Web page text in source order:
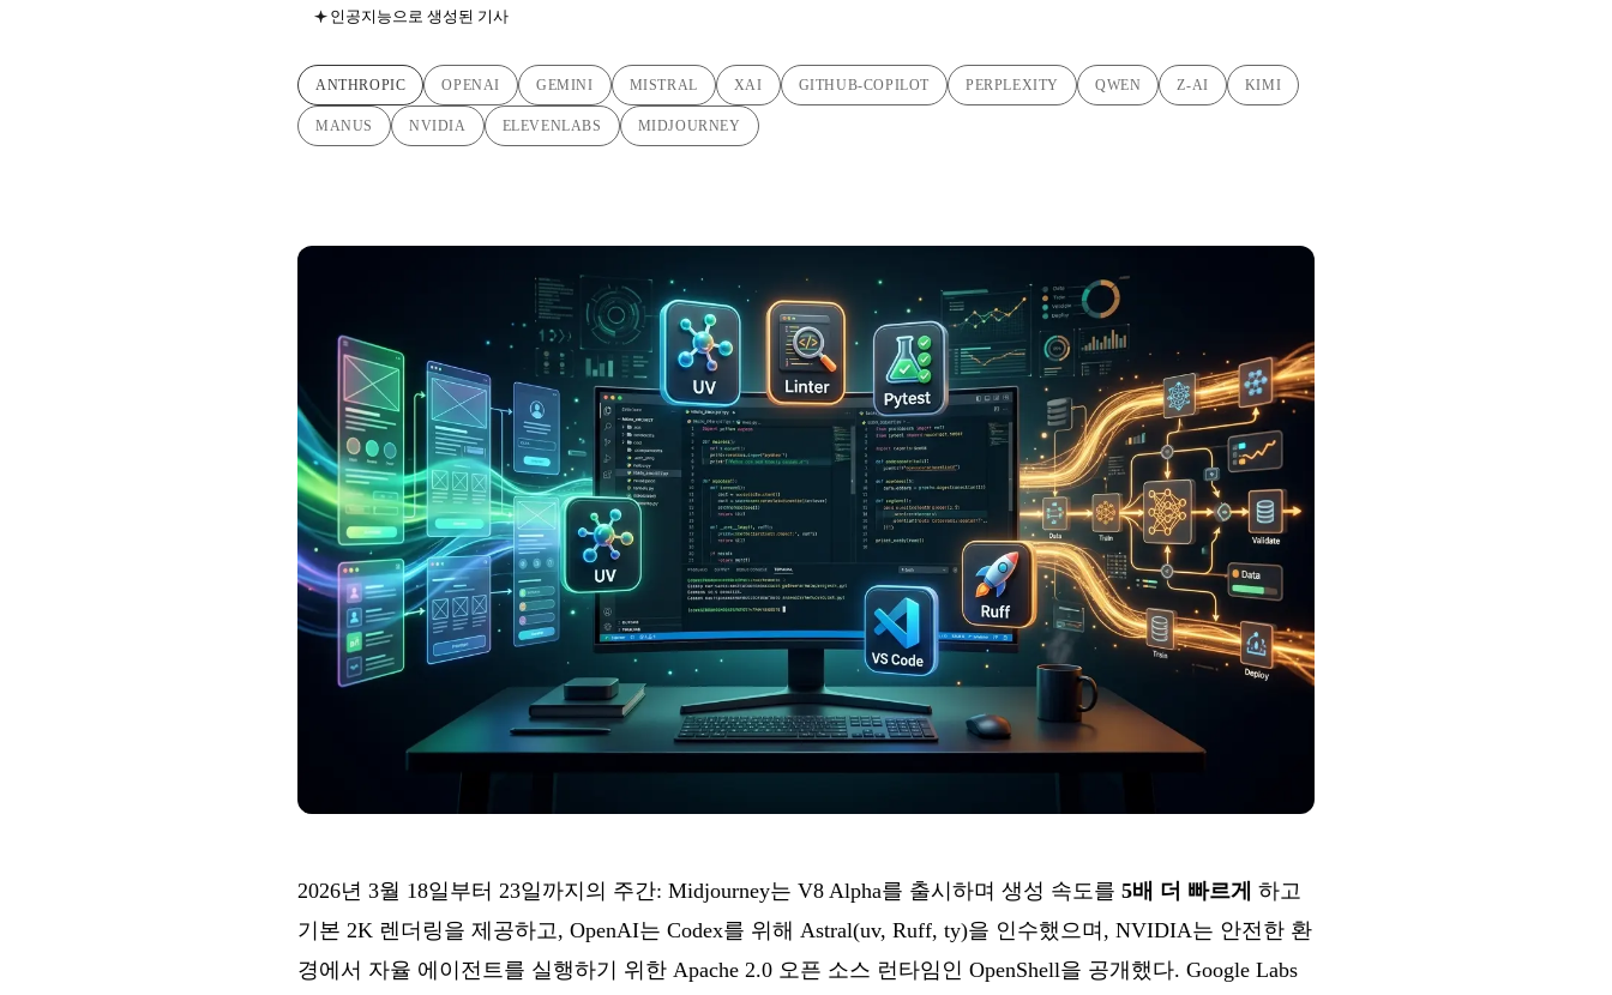
인공지능으로 생성된 기사
ANTHROPIC OPENAI GEMINI MISTRAL XAI GITHUB-COPILOT PERPLEXITY QWEN Z-AI KIMI
MANUS NVIDIA ELEVENLABS MIDJOURNEY
2026년 3월 18일부터 23일까지의 주간: Midjourney는 V8 Alpha를 출시하며 생성 속도를 5배 더 빠르게 하고
기본 2K 렌더링을 제공하고, OpenAI는 Codex를 위해 Astral(uv, Ruff, ty)을 인수했으며, NVIDIA는 안전한 환
경에서 자율 에이전트를 실행하기 위한 Apache 2.0 오픈 소스 런타임인 OpenShell을 공개했다. Google Labs